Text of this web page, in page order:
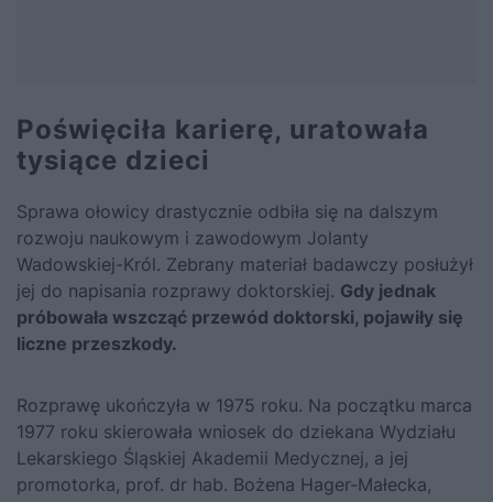
Poświęciła karierę, uratowała
tysiące dzieci
Sprawa ołowicy drastycznie odbiła się na dalszym
rozwoju naukowym i zawodowym Jolanty
Wadowskiej-Król. Zebrany materiał badawczy posłużył
jej do napisania rozprawy doktorskiej. Gdy jednak
próbowała wszcząć przewód doktorski, pojawiły się
liczne przeszkody.
Rozprawę ukończyła w 1975 roku. Na początku marca
1977 roku skierowała wniosek do dziekana Wydziału
Lekarskiego Śląskiej Akademii Medycznej, a jej
promotorka, prof. dr hab. Bożena Hager-Małecka,